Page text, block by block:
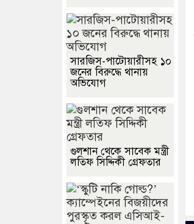
সারজিস-পাটোয়ারীসহ ১০
জনের বিরুদ্ধে থানায়
অভিযোগ
গুলশান থেকে সাবেক মন্ত্রী
লতিফ সিদ্দিকী গ্রেফতার